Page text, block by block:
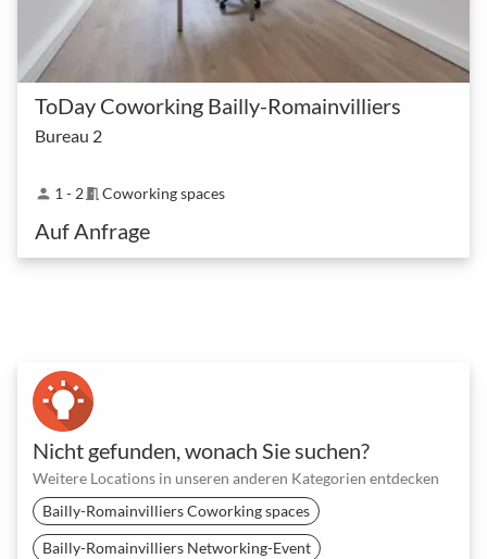
ToDay Coworking Bailly-Romainvilliers
Bureau 2
person 1 - 2meeting_room Coworking spaces
Auf Anfrage
Nicht gefunden, wonach Sie suchen?
Weitere Locations in unseren anderen Kategorien entdecken
Bailly-Romainvilliers Coworking spaces
Bailly-Romainvilliers Networking-Event